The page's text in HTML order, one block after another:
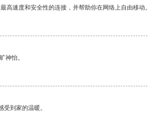
高速度和安全性的连接，并帮助你在网络上自由移动。
神怡。
到家的温暖。